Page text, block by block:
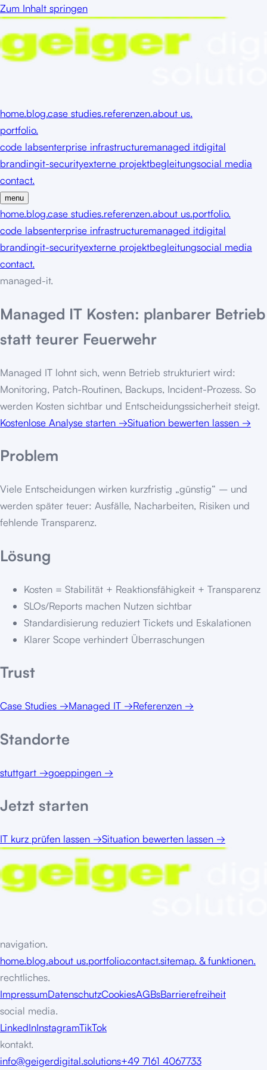
Zum Inhalt springen
home.blog.case studies.referenzen.about us.
portfolio.
code labsenterprise infrastructuremanaged itdigital
brandingit-securityexterne projektbegleitungsocial media
contact.
menu
home.blog.case studies.referenzen.about us.portfolio.
code labsenterprise infrastructuremanaged itdigital
brandingit-securityexterne projektbegleitungsocial media
contact.
managed-it.
Managed IT Kosten: planbarer Betrieb
statt teurer Feuerwehr
Managed IT lohnt sich, wenn Betrieb strukturiert wird:
Monitoring, Patch-Routinen, Backups, Incident-Prozess. So
werden Kosten sichtbar und Entscheidungssicherheit steigt.
Kostenlose Analyse starten →Situation bewerten lassen →
Problem
Viele Entscheidungen wirken kurzfristig „günstig“ – und
werden später teuer: Ausfälle, Nacharbeiten, Risiken und
fehlende Transparenz.
Lösung
Kosten = Stabilität + Reaktionsfähigkeit + Transparenz
SLOs/Reports machen Nutzen sichtbar
Standardisierung reduziert Tickets und Eskalationen
Klarer Scope verhindert Überraschungen
Trust
Case Studies →Managed IT →Referenzen →
Standorte
stuttgart →goeppingen →
Jetzt starten
IT kurz prüfen lassen →Situation bewerten lassen →
navigation.
home.blog.about us.portfolio.contact.sitemap. & funktionen.
rechtliches.
ImpressumDatenschutzCookiesAGBsBarrierefreiheit
social media.
LinkedInInstagramTikTok
kontakt.
info@geigerdigital.solutions+49 7161 4067733